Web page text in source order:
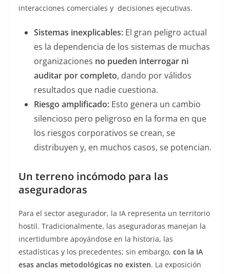
interacciones comerciales y decisiones ejecutivas.
Sistemas inexplicables: El gran peligro actual
es la dependencia de los sistemas de muchas
organizaciones no pueden interrogar ni
auditar por completo, dando por válidos
resultados que nadie cuestiona.
Riesgo amplificado: Esto genera un cambio
silencioso pero peligroso en la forma en que
los riesgos corporativos se crean, se
distribuyen y, en muchos casos, se potencian.
Un terreno incómodo para las
aseguradoras
Para el sector asegurador, la IA representa un territorio
hostil. Tradicionalmente, las aseguradoras manejan la
incertidumbre apoyándose en la historia, las
estadísticas y los precedentes; sin embargo, con la IA
esas anclas metodológicas no existen. La exposición